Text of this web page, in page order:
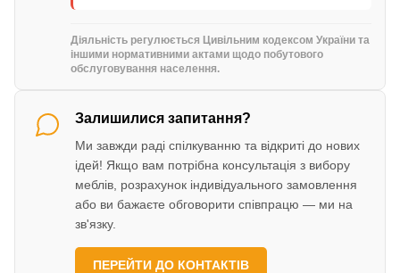
Діяльність регулюється Цивільним кодексом України та
іншими нормативними актами щодо побутового
обслуговування населення.
Залишилися запитання?
Ми завжди раді спілкуванню та відкриті до нових
ідей! Якщо вам потрібна консультація з вибору
меблів, розрахунок індивідуального замовлення
або ви бажаєте обговорити співпрацю — ми на
зв'язку.
ПЕРЕЙТИ ДО КОНТАКТІВ